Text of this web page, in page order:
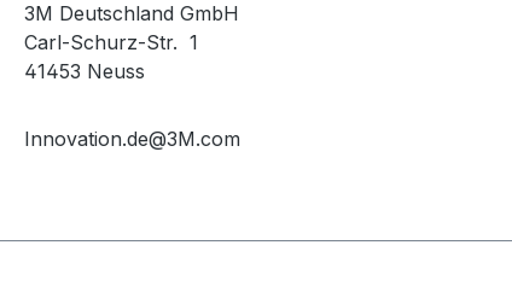
3M Deutschland GmbH
Carl-Schurz-Str. 1
41453 Neuss
Innovation.de@3M.com